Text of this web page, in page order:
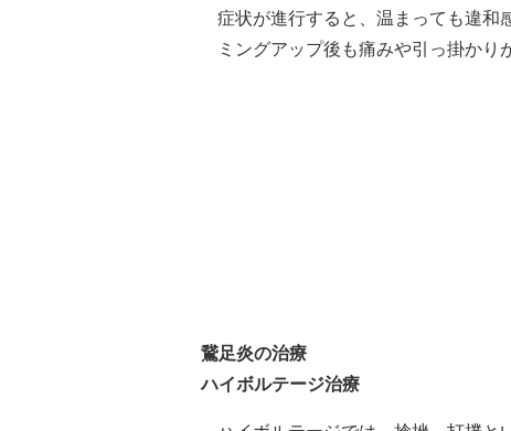
症状が進行すると、温まっても違和
ミングアップ後も痛みや引っ掛かり
鵞足炎の治療
ハイボルテージ治療